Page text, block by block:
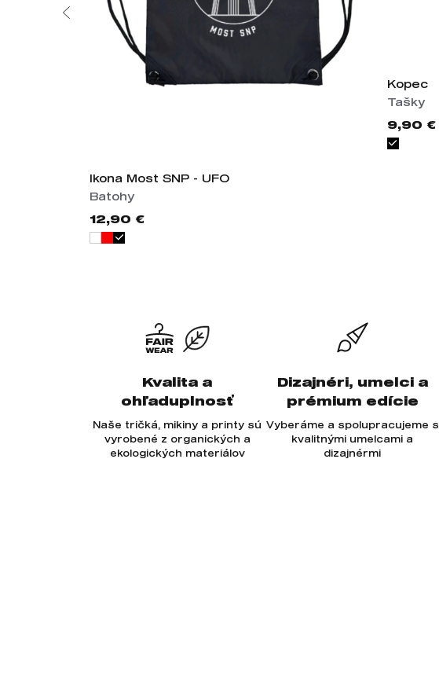
Ikona Most SNP - UFO
Batohy
12,90 €
Kopec
Tašky
9,90 €
Kvalita a
ohľaduplnosť
Naše tričká, mikiny a printy sú
vyrobené z organických a
ekologických materiálov
Dizajnéri, umelci a
prémium edície
Vyberáme a spolupracujeme s
kvalitnými umelcami a
dizajnérmi